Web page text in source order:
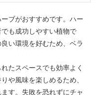
ブがおすすめです。ハー
も成功しやすい植物で
い環境を好むため、ベラ
たスペースでも効率よく
や風味を楽しめるため、
す。失敗を恐れずにチャ